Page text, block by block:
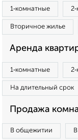
1‑комнатные
Вторичное жилье
Аренда
1‑комнатные
На длительный срок
Продажа
В общежитии